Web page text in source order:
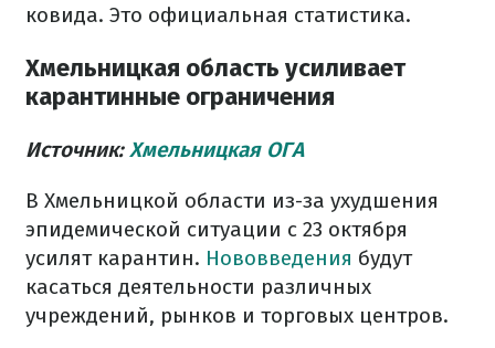
ковида. Это официальная статистика.
Хмельницкая область усиливает
карантинные ограничения
Источник:Хмельницкая ОГА
В Хмельницкой области из-за ухудшения
эпидемической ситуации с 23 октября
усилят карантин. Нововведения будут
касаться деятельности различных
учреждений, рынков и торговых центров.